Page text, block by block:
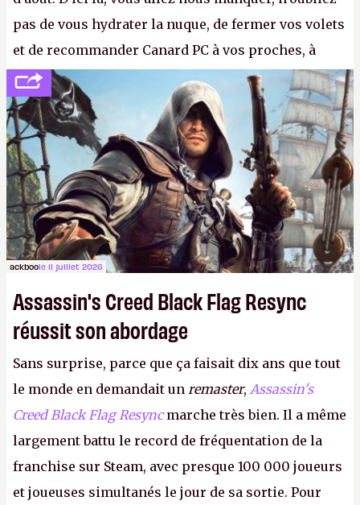
pas de vous hydrater la nuque, de fermer vos volets
et de recommander Canard PC à vos proches, à
votre famille et aux inconnus que vous croisez
dans la rue. Bon été à tous ! –ER.
ackboole 11 juillet 2026
Assassin's Creed Black Flag Resync
réussit son abordage
Sans surprise, parce que ça faisait dix ans que tout
le monde en demandait un remaster, Assassin's
Creed Black Flag Resyncmarche très bien. Il a même
largement battu le record de fréquentation de la
franchise sur Steam, avec presque 100 000 joueurs
et joueuses simultanés le jour de sa sortie. Pour